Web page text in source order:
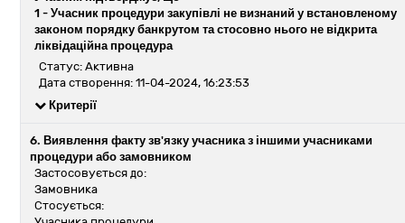
1 - Учасник процедури закупівлі не визнаний у встановленому
законом порядку банкрутом та стосовно нього не відкрита
ліквідаційна процедура
Статус: Активна
Дата створення: 11-04-2024, 16:23:53
Критерії
6. Виявлення факту зв'язку учасника з іншими учасниками
процедури або замовником
Застосовується до:
Замовника
Стосується: